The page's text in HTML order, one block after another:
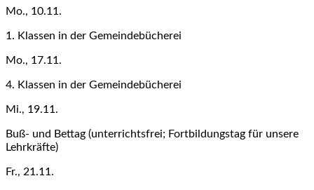
Mo., 10.11.
1. Klassen in der Gemeindebücherei
Mo., 17.11.
4. Klassen in der Gemeindebücherei
Mi., 19.11.
Buß- und Bettag (unterrichtsfrei; Fortbildungstag für unsere
Lehrkräfte)
Fr., 21.11.